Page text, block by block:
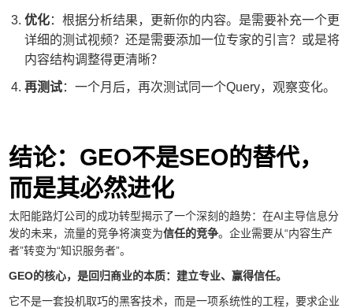
优化：根据分析结果，更新你的内容。是需要补充一个更
详细的测试视频？还是需要添加一位专家的引言？或是将
内容结构调整得更清晰？
再测试：一个月后，再次测试同一个Query，观察变化。
结论：GEO不是SEO的替代，
而是其必然进化
太阳能路灯公司的成功转型揭示了一个深刻的趋势：在AI主导信息分
发的未来，流量的竞争将演变为信任的竞争。企业需要从“内容生产
者”转变为“知识服务者”。
GEO的核心，是回归商业的本质：建立专业、赢得信任。
它不是一套投机取巧的黑客技术，而是一项系统性的工程，要求企业